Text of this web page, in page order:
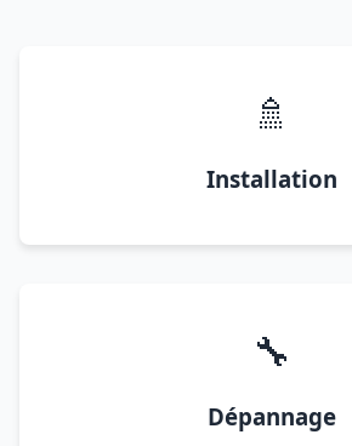
🚿
Installation
🔧
Dépannage